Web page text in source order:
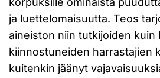
ja luettelomaisuutta. Teos
aineiston niin tutkijoiden kuin
kiinnostuneiden harrastajien
kuitenkin jäänyt